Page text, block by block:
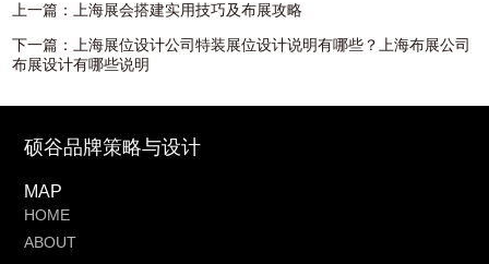
上一篇：上海展会搭建实用技巧及布展攻略
下一篇：上海展位设计公司特装展位设计说明有哪些？上海布展公司
布展设计有哪些说明
硕谷品牌策略与设计
MAP
HOME
ABOUT